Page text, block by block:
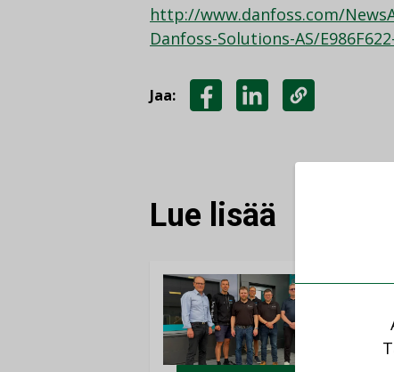
http://www.danfoss.com/
Danfoss-Solutions-AS/
Jaa:
Lue lisää